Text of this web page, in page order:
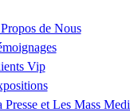
de Nous
Vip
Presse et Les Mass